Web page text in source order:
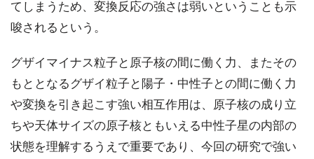
てしまうため、変換反応の強さは弱いということも示
唆されるという。
グザイマイナス粒子と原子核の間に働く力、またその
もととなるグザイ粒子と陽子・中性子との間に働く力
や変換を引き起こす強い相互作用は、原子核の成り立
ちや天体サイズの原子核ともいえる中性子星の内部の
状態を理解するうえで重要であり、今回の研究で強い